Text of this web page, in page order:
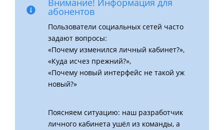
Внимание! Информация для
абонентов
Пользователи социальных сетей часто
задают вопросы:
«Почему изменился личный кабинет?»,
«Куда исчез прежний?»,
«Почему новый интерфейс не такой уж
новый?»
Поясняем ситуацию: наш разработчик
личного кабинета ушёл из команды, а